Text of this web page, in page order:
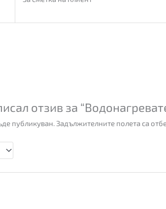
отзив за
публикуван. Задължителните полета са